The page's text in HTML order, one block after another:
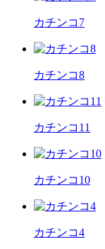
カチンコ7
カチンコ8
カチンコ11
カチンコ10
カチンコ4